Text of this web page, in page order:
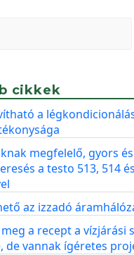
cikkek
a
megfelelő, gyors
a testo 513, 514
az izzadó
a recept a vízjárási
de vannak ígéretes